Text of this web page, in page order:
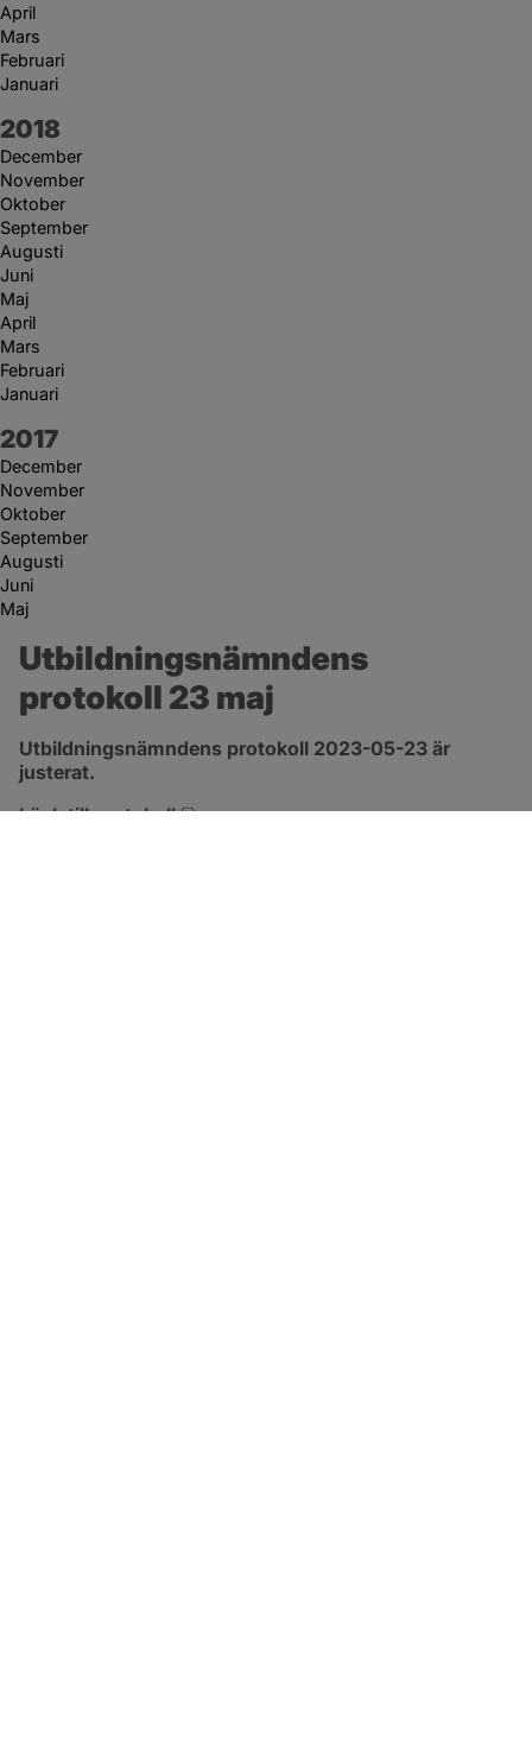
April
Mars
Februari
Januari
År:
2018
December
November
Oktober
September
Augusti
Juni
Maj
April
Mars
Februari
Januari
År:
2017
December
November
Oktober
September
Augusti
Juni
Maj
Utbildningsnämndens
protokoll 23 maj
Utbildningsnämndens protokoll 2023-05-23 är
justerat.
Länk till protokoll
pdf, 544.7 kB, öppnas i nytt fönster.